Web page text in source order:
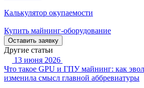
Калькулятор окупаемости
Купить майнинг-оборудование
Оставить заявку
Другие статьи
13 июня 2026
Что такое GPU и ГПУ майнинг: как
изменила смысл главной аббревиатуры